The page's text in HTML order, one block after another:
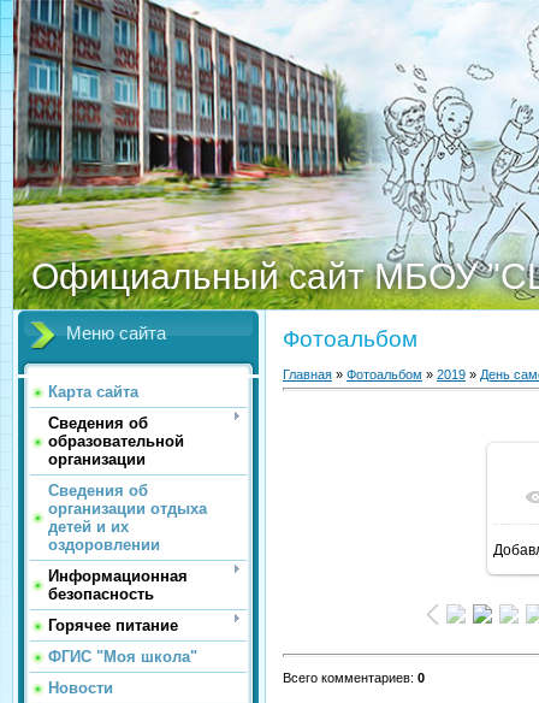
Официальный сайт МБОУ
Меню сайта
Карта сайта
Сведения об
образовательной
организации
Сведения об
организации отдыха
детей и их
оздоровлении
Информационная
безопасность
Горячее питание
ФГИС "Моя школа"
Новости
Фотоальбом
Главная » Фотоальбом » 2019 » День
Всего комментариев: 0